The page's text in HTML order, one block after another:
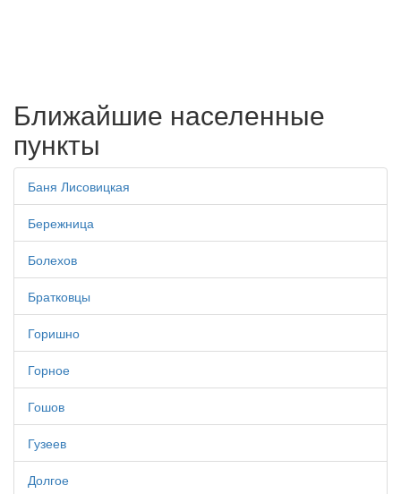
Ближайшие населенные
пункты
Баня Лисовицкая
Бережница
Болехов
Братковцы
Горишно
Горное
Гошов
Гузеев
Долгое